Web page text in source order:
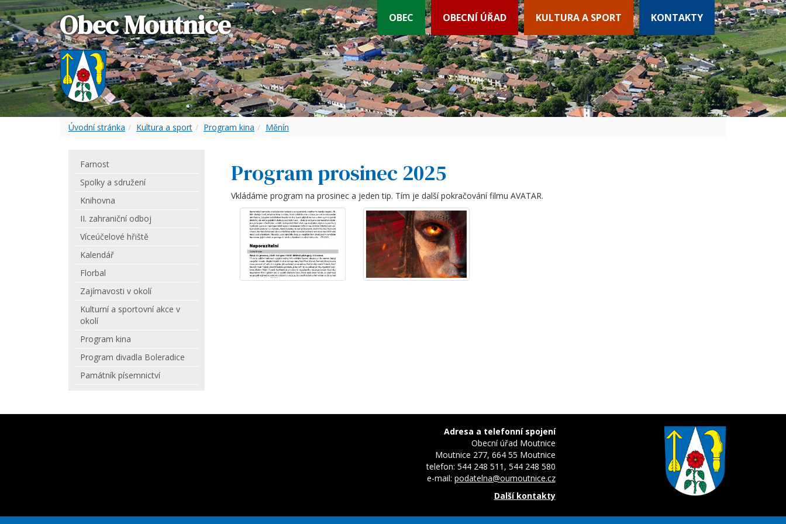
OBEC OBECNÍ ÚŘAD KULTURA A SPORT KONTAKTY
Obec Moutnice
Úvodní stránka Kultura a sport Program kina Měnín
Farnost
Spolky a sdružení
Knihovna
II. zahraniční odboj
Víceúčelové hřiště
Kalendář
Florbal
Zajímavosti v okolí
Kulturní a sportovní akce v
okolí
Program kina
Program divadla Boleradice
Památník písemnictví
Program prosinec 2025
Vkládáme program na prosinec a jeden tip. Tím je další pokračování filmu AVATAR.
Adresa a telefonní spojení
Obecní úřad Moutnice
Moutnice 277, 664 55 Moutnice
telefon: 544 248 511, 544 248 580
e-mail: podatelna@oumoutnice.cz
Další kontakty